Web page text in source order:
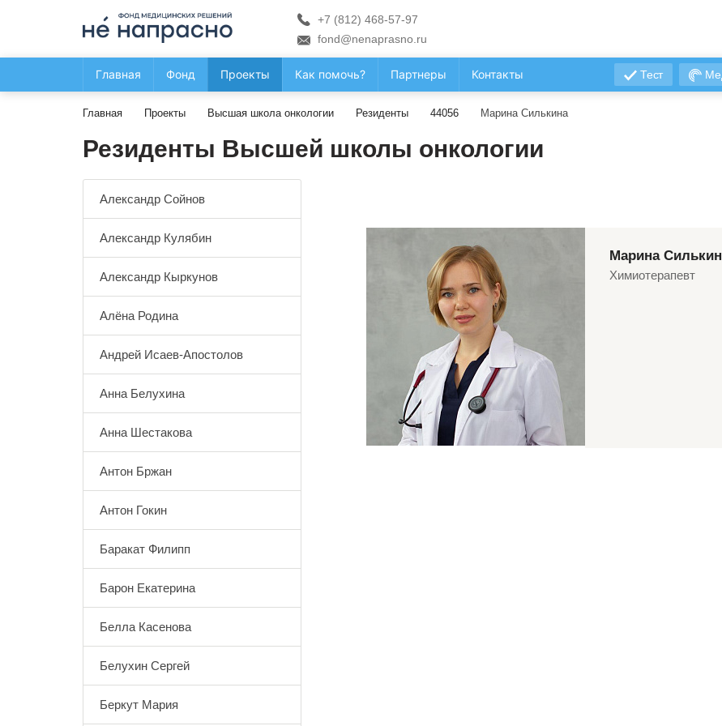
+7 (812) 468-57-97
fond@nenaprasno.ru
Главная Фонд Проекты Как помочь? Партнеры Контакты Тест
Главная Проекты Высшая школа онкологии Резиденты 44056 Марина Силькина
Резиденты Высшей школы онкологии
Александр Сойнов
Александр Кулябин
Александр Кыркунов
Алёна Родина
Андрей Исаев-Апостолов
Анна Белухина
Анна Шестакова
Антон Бржан
Антон Гокин
Баракат Филипп
Барон Екатерина
Белла Касенова
Белухин Сергей
Беркут Мария
Марина
Химиотерапевт